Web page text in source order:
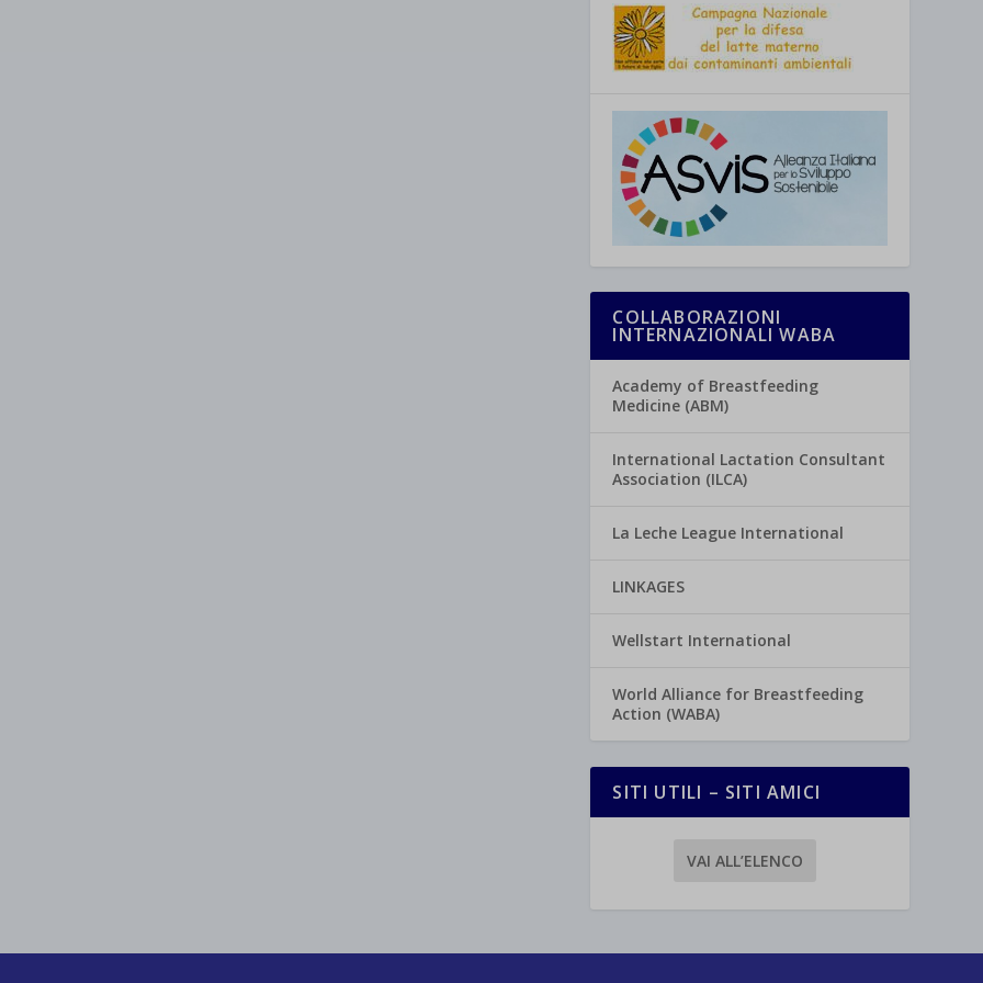
COLLABORAZIONI
INTERNAZIONALI WABA
Academy of Breastfeeding
Medicine (ABM)
International Lactation Consultant
Association (ILCA)
La Leche League International
LINKAGES
Wellstart International
World Alliance for Breastfeeding
Action (WABA)
SITI UTILI – SITI AMICI
VAI ALL’ELENCO